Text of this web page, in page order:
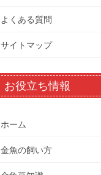
よくある質問
サイトマップ
お役立ち情報
ホーム
金魚の飼い方